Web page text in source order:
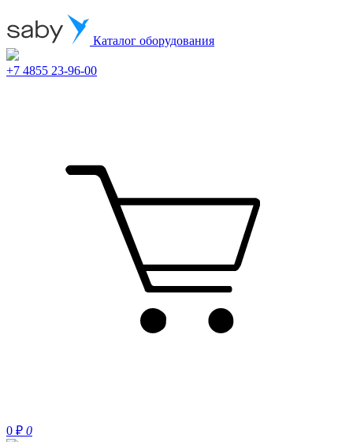
Каталог оборудования
+7 4855 23-96-00
0 ₽ 0